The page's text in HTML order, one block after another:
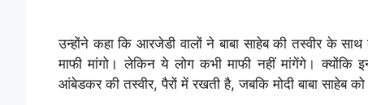
उन्होंने कहा कि आरजेडी वालों ने बाबा साहेब की तस्वीर के
माफी मांगो। लेकिन ये लोग कभी माफी नहीं मांगेंगे।
आंबेडकर की तस्वीर, पैरों में रखती है, जबकि मोदी बाबा साहेब